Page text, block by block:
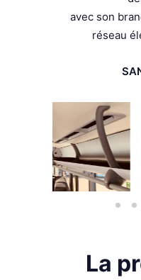
avec son
réseau
La